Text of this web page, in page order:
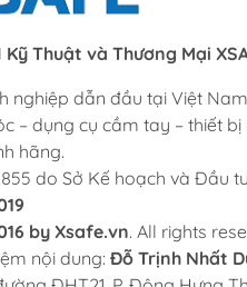
Thuật và Thương Mại
nghiệp dẫn đầu tại Việt
– dụng cụ cầm tay – thiết
hãng.
do Sở Kế hoạch và Đầu
by Xsafe.vn. All rights
nội dung: Đỗ Trịnh Nhất